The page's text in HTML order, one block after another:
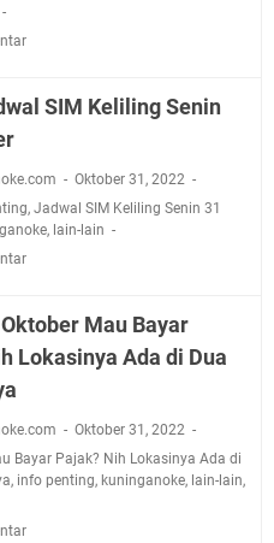
dan Besaran Biayanya
Samsat Keliling Kuningan Kamis 6
6 Agustus 2026: Tidak Semua
Berarti Kegagalan
Kita, Ini Jadwal Salat Wilayah
6 Agustus 2026
Rumah Pendampingan Penyusunan
SIM Keliling Senin
Oktober 31, 2022
, Jadwal SIM Keliling Senin 31
, lain-lain
Mau Bayar
Lokasinya Ada di Dua
Oktober 31, 2022
Bayar Pajak? Nih Lokasinya Ada di
, info penting, kuninganoke, lain-lain,